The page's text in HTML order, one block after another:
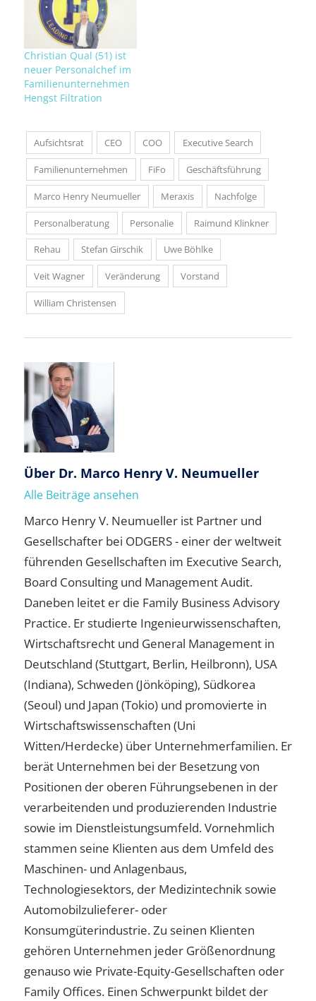
Christian Qual (51) ist
neuer Personalchef im
Familienunternehmen
Hengst Filtration
Aufsichtsrat CEO COO Executive Search
Familienunternehmen FiFo Geschäftsführung
Marco Henry Neumueller Meraxis Nachfolge
Personalberatung Personalie Raimund Klinkner
Rehau Stefan Girschik Uwe Böhlke
Veit Wagner Veränderung Vorstand
William Christensen
Über Dr. Marco Henry V. Neumueller
Alle Beiträge ansehen
Marco Henry V. Neumueller ist Partner und
Gesellschafter bei ODGERS - einer der weltweit
führenden Gesellschaften im Executive Search,
Board Consulting und Management Audit.
Daneben leitet er die Family Business Advisory
Practice. Er studierte Ingenieurwissenschaften,
Wirtschaftsrecht und General Management in
Deutschland (Stuttgart, Berlin, Heilbronn), USA
(Indiana), Schweden (Jönköping), Südkorea
(Seoul) und Japan (Tokio) und promovierte in
Wirtschaftswissenschaften (Uni
Witten/Herdecke) über Unternehmerfamilien. Er
berät Unternehmen bei der Besetzung von
Positionen der oberen Führungsebenen in der
verarbeitenden und produzierenden Industrie
sowie im Dienstleistungsumfeld. Vornehmlich
stammen seine Klienten aus dem Umfeld des
Maschinen- und Anlagenbaus,
Technologiesektors, der Medizintechnik sowie
Automobilzulieferer- oder
Konsumgüterindustrie. Zu seinen Klienten
gehören Unternehmen jeder Größenordnung
genauso wie Private-Equity-Gesellschaften oder
Family Offices. Einen Schwerpunkt bildet der